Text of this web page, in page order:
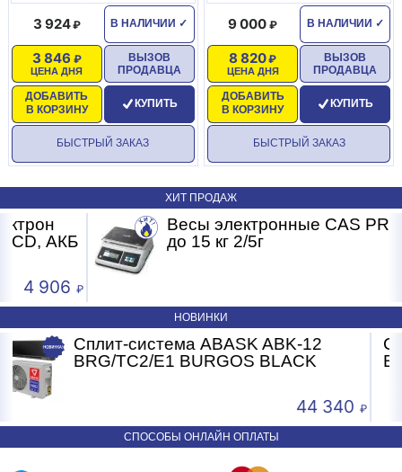
В НАЛИЧИИ ✓
3 924
ЦЕНА ДНЯ
3 846
ДОБАВИТЬ
В КОРЗИНУ
ВЫЗОВ
ПРОДАВЦА
КУПИТЬ
БЫСТРЫЙ ЗАКАЗ
В НАЛИЧИИ ✓
9 000
ЦЕНА ДНЯ
8 820
ДОБАВИТЬ
В КОРЗИНУ
ВЫЗОВ
ПРОДАВЦА
КУПИТЬ
БЫСТРЫЙ ЗАКАЗ
ХИТ ПРОДАЖ
Весы электронные CAS PRII -15CD
до 15 кг 2/5г
НОВИНКИ
340
Сплит-система ABASK ABK-07
BRG/TC2/E1 BURGOS BLACK
24
СПОСОБЫ ОНЛАЙН ОПЛАТЫ